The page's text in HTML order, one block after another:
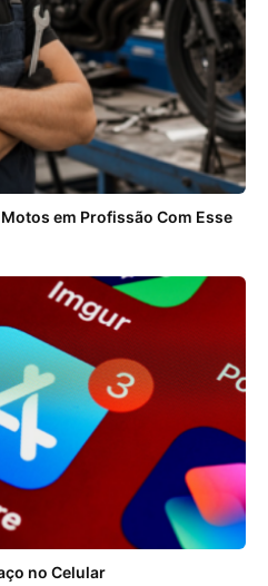
em Profissão Com Esse
no Celular